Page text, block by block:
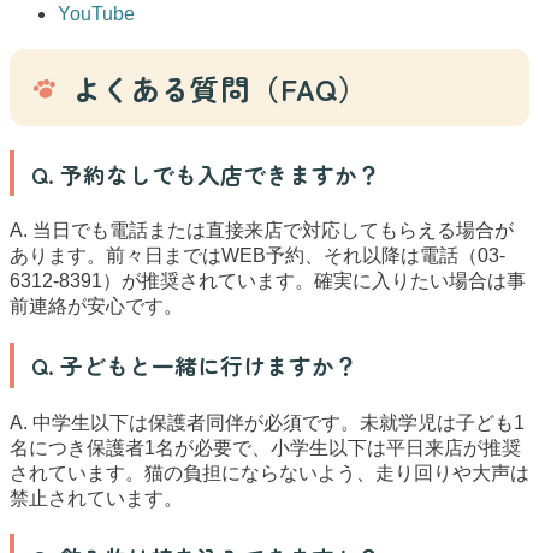
YouTube
よくある質問（FAQ）
Q. 予約なしでも入店できますか？
A. 当日でも電話または直接来店で対応してもらえる場合が
あります。前々日まではWEB予約、それ以降は電話（03-
6312-8391）が推奨されています。確実に入りたい場合は事
前連絡が安心です。
Q. 子どもと一緒に行けますか？
A. 中学生以下は保護者同伴が必須です。未就学児は子ども1
名につき保護者1名が必要で、小学生以下は平日来店が推奨
されています。猫の負担にならないよう、走り回りや大声は
禁止されています。